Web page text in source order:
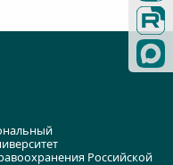
Российской